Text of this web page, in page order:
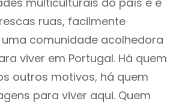
ruas, facilmente
comunidade acolhedora
viver em Portugal. Há quem
outros motivos, há quem
para viver aqui. Quem